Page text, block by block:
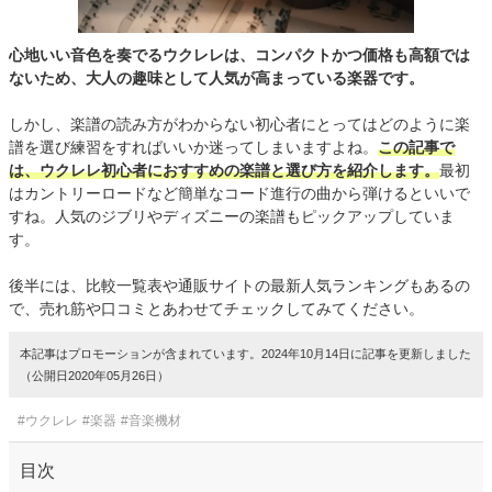
心地いい音色を奏でるウクレレは、コンパクトかつ価格も高額では
ないため、大人の趣味として人気が高まっている楽器です。
しかし、楽譜の読み方がわからない初心者にとってはどのように楽
譜を選び練習をすればいいか迷ってしまいますよね。 この記事で
は、ウクレレ初心者におすすめの楽譜と選び方を紹介します。最初
はカントリーロードなど簡単なコード進行の曲から弾けるといいで
すね。人気のジブリやディズニーの楽譜もピックアップしていま
す。
後半には、比較一覧表や通販サイトの最新人気ランキングもあるの
で、売れ筋や口コミとあわせてチェックしてみてください。
本記事はプロモーションが含まれています。2024年10月14日に記事を更新しました
（公開日2020年05月26日）
#ウクレレ #楽器 #音楽機材
目次